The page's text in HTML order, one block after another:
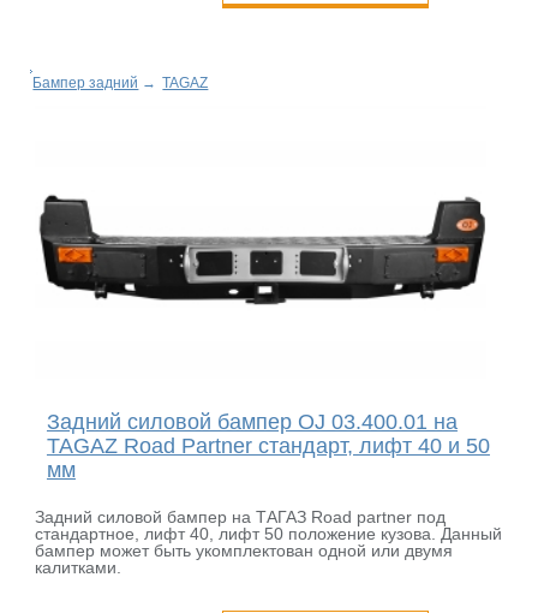
Бампер задний → TAGAZ
Задний силовой бампер OJ 03.400.01 на
TAGAZ Road Partner стандарт, лифт 40 и 50
мм
Задний силовой бампер на ТАГАЗ Road partner под
стандартное, лифт 40, лифт 50 положение кузова. Данный
бампер может быть укомплектован одной или двумя
калитками.